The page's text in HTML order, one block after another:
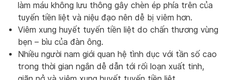
làm máu không lưu thông gây chèn ép phía trên của
tuyến tiền liệt và niệu đạo nên dễ bị viêm hơn.
Viêm xung huyết tuyến tiền liệt do chấn thương vùng
bẹn – bìu của đàn ông.
Nhiều người nam giới quan hệ tình dục với tần số cao
trong thời gian ngắn dễ dẫn tới rối loạn xuất tinh,